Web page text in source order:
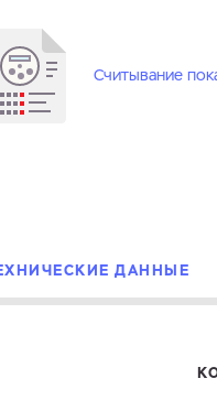
телефона
(любой формат, макс. 20
Считывание
ДАННЫЕ